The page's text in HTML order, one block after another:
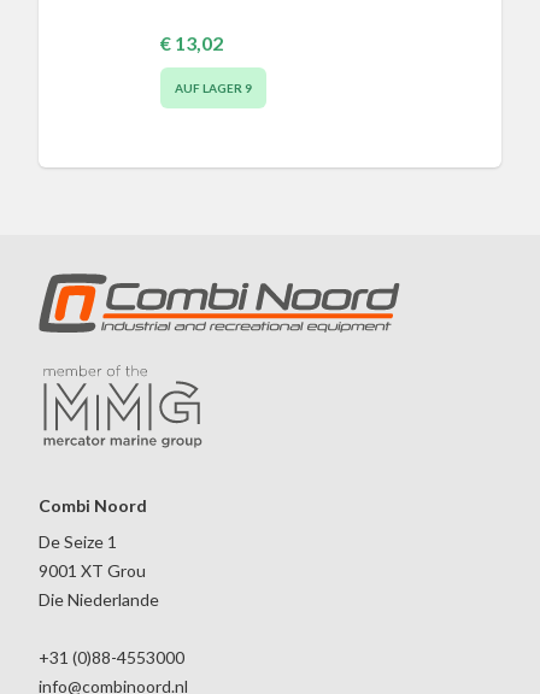
€ 13,02
AUF LAGER 9
Combi Noord
De Seize 1
9001 XT Grou
Die Niederlande
+31 (0)88-4553000
info@combinoord.nl